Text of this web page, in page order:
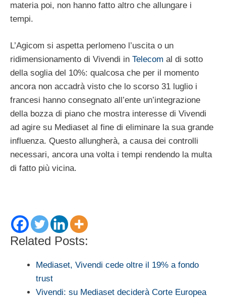
materia poi, non hanno fatto altro che allungare i
tempi.
L’Agicom si aspetta perlomeno l’uscita o un
ridimensionamento di Vivendi in Telecom al di sotto
della soglia del 10%: qualcosa che per il momento
ancora non accadrà visto che lo scorso 31 luglio i
francesi hanno consegnato all’ente un’integrazione
della bozza di piano che mostra interesse di Vivendi
ad agire su Mediaset al fine di eliminare la sua grande
influenza. Questo allungherà, a causa dei controlli
necessari, ancora una volta i tempi rendendo la multa
di fatto più vicina.
Related Posts:
Mediaset, Vivendi cede oltre il 19% a fondo
trust
Vivendi: su Mediaset deciderà Corte Europea